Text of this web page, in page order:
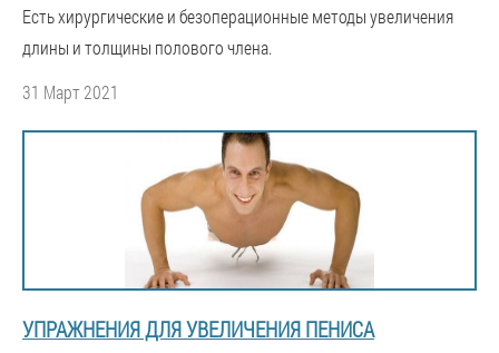
Есть хирургические и безоперационные методы увеличения
длины и толщины полового члена.
31 Март 2021
УПРАЖНЕНИЯ ДЛЯ УВЕЛИЧЕНИЯ ПЕНИСА